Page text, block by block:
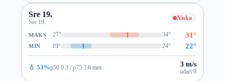
Sre 19.
Sre 19.
Niska
MAKS 27° 34° 31°
MIN 19° 24° 22°
💧 53%p50 0.3 / p75 3.6 mm 3 m/s
udari 9